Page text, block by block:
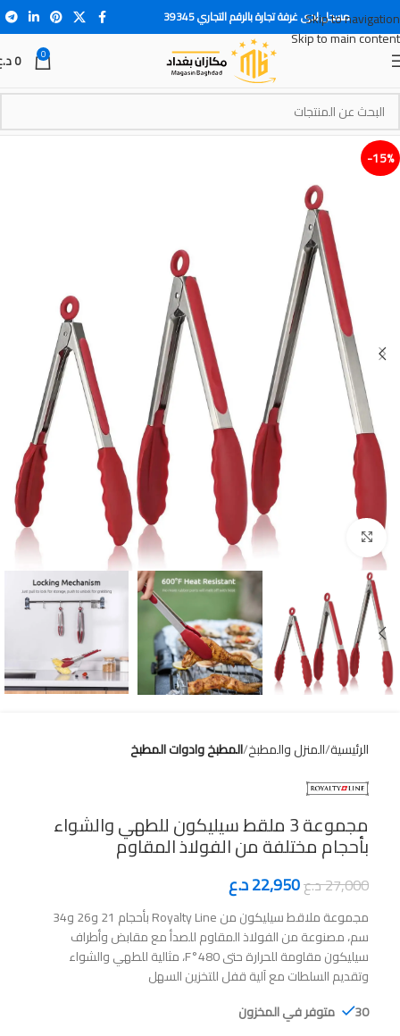
Skip to navigation
Skip to main content
مسجل لدى غرفة تجارة بالرقم التجاري 39345
0
0
15%-
Click to enlarge
الرئيسية المنزل والمطبخ المطبخ وادوات المطبخ
مجموعة 3 ملقط سيليكون للطهي والشواء
بأحجام مختلفة من الفولاذ المقاوم
27,000د.ع22,950د.ع
مجموعة ملاقط سيليكون من Royalty Line بأحجام 21 و26 و34
سم، مصنوعة من الفولاذ المقاوم للصدأ مع مقابض وأطراف
سيليكون مقاومة للحرارة حتى 480°F، مثالية للطهي والشواء
وتقديم السلطات مع آلية قفل للتخزين السهل
30 متوفر في المخزون